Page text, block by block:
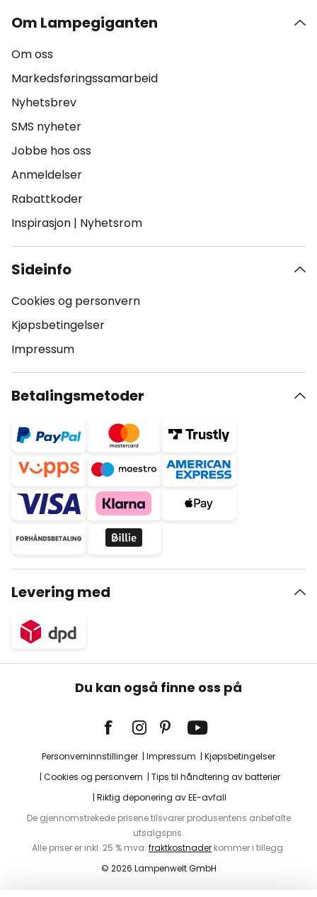
Om Lampegiganten
Om oss
Markedsføringssamarbeid
Nyhetsbrev
SMS nyheter
Jobbe hos oss
Anmeldelser
Rabattkoder
Inspirasjon | Nyhetsrom
Sideinfo
Cookies og personvern
Kjøpsbetingelser
Impressum
Betalingsmetoder
Levering med
Du kan også finne oss på
Personverninnstillinger Impressum
Kjøpsbetingelser
Cookies og personvern
Tips til håndtering av batterier
Riktig deponering av EE-avfall
De gjennomstrekede prisene tilsvarer produsentens anbefalte
utsalgspris.
Alle priser er inkl. 25 % mva. fraktkostnader kommer i tillegg.
© 2026 Lampenwelt GmbH